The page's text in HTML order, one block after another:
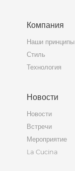
Компания
Наши принципы
Стиль
Технология
Новости
Новости
Встречи
Мероприятие
La Cucina